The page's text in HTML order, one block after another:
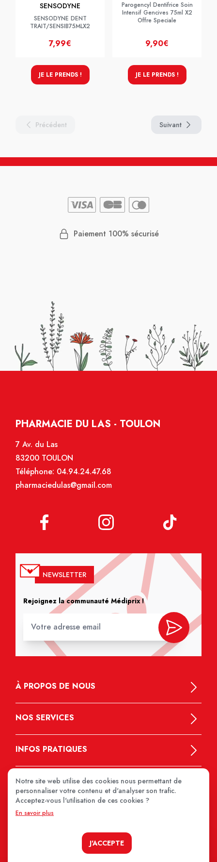
SENSODYNE
SENSODYNE DENT
TRAIT/SENSIB75MLX2
7,99€
JE LE PRENDS !
Parogencyl Dentifrice Soin
Intensif Gencives 75ml X2
Offre Speciale
9,90€
JE LE PRENDS !
Précédent Suivant
Paiement 100% sécurisé
PHARMACIE DU LAS - TOULON
7 Av. du Las
83200 TOULON
Téléphone: 04.94.24.47.68
pharmaciedulas@gmail.com
NEWSLETTER
Rejoignez la communauté Médiprix !
À PROPOS DE NOUS
NOS SERVICES
INFOS PRATIQUES
Notre site web utilise des cookies nous permettant de
personnaliser votre contenu et d'analyser son trafic.
Acceptez-vous l'utilisation de ces cookies ?
En savoir plus
J'ACCEPTE